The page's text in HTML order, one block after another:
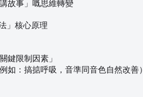
故事」嘅思維轉變
」核心原理
鍵限制因素」
如：搞掂呼吸，音準同音色自然改善）